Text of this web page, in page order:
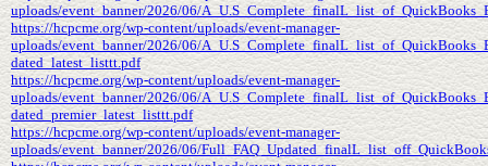
uploads/event_banner/2026/06/
https://hcpcme.org/wp-content/uploads/event-manager-
uploads/event_banner/2026/06/
dated_latest_listtt.pdf
https://hcpcme.org/wp-content/uploads/event-manager-
uploads/event_banner/2026/06/
dated_premier_latest_listtt.pdf
https://hcpcme.org/wp-content/uploads/event-manager-
uploads/event_banner/2026/06/